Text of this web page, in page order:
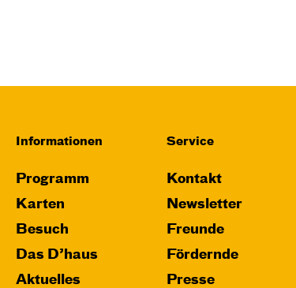
Informationen
Programm
Karten
Besuch
Das D’haus
Aktuelles
Service
Kontakt
Newsletter
Freunde
Fördernde
Presse